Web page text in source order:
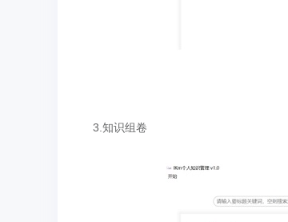
3.知识组卷